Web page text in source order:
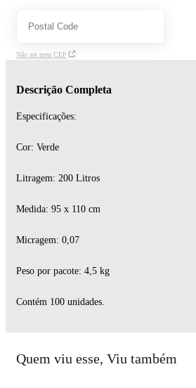
Não sei meu CEP
Descrição Completa
Especificações:
Cor: Verde
Litragem: 200 Litros
Medida: 95 x 110 cm
Micragem: 0,07
Peso por pacote: 4,5 kg
Contém 100 unidades.
Quem viu esse, Viu também